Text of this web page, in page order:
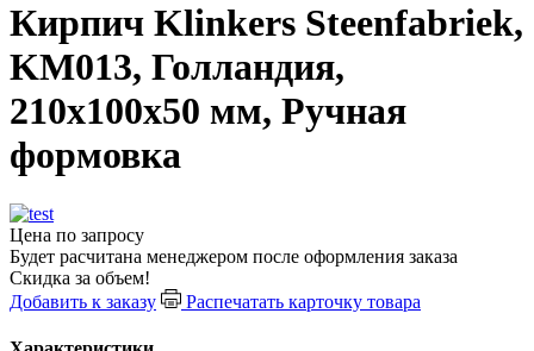
Кирпич Klinkers Steenfabriek,
KM013, Голландия,
210х100х50 мм, Ручная
формовка
Цена по запросу
Будет расчитана менеджером после оформления заказа
Скидка за объем!
Добавить к заказу
Распечатать карточку товара